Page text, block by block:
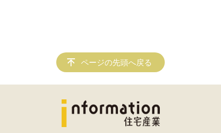
ページの先頭へ戻る